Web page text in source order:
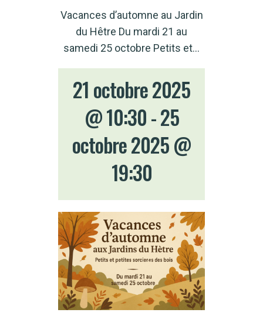
Vacances d’automne au Jardin
du Hêtre Du mardi 21 au
samedi 25 octobre Petits et…
21 octobre 2025
@ 10:30-25
octobre 2025 @
19:30